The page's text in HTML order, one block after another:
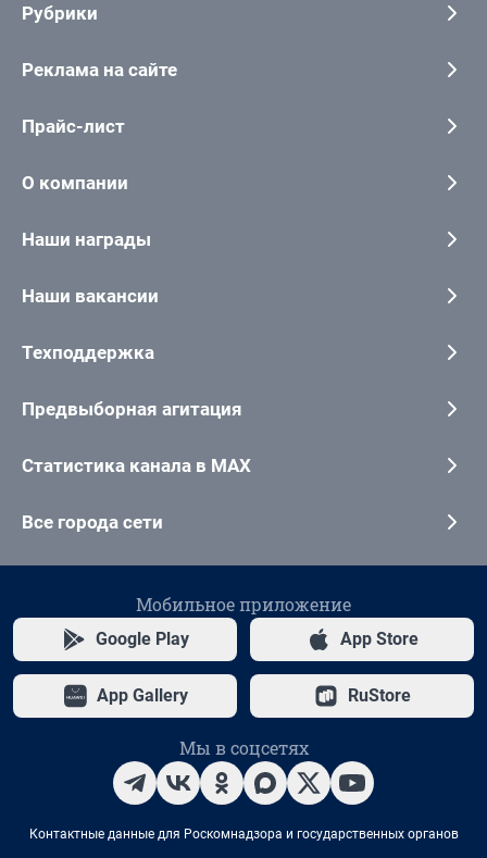
Рубрики
Реклама на сайте
Прайс-лист
О компании
Наши награды
Наши вакансии
Техподдержка
Предвыборная агитация
Статистика канала в MAX
Все города сети
Мобильное приложение
Google Play App Store
App Gallery RuStore
Мы в соцсетях
Контактные данные для Роскомнадзора и государственных органов